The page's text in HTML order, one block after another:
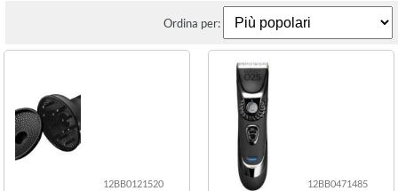
Ordina per:
12BB0121520 12BB0471485